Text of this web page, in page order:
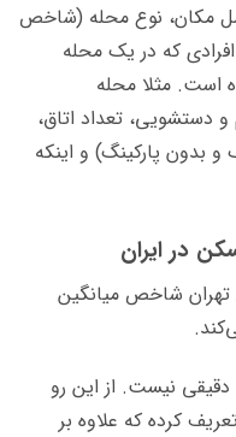
مکان، نوع محله (شاخص
که در یک محله
کرده است. مثلا محله
و دستشویی، تعداد اتاق،
و بدون پارکینگ) و اینکه
در ایران
تهران شاخص میانگین
نیست. از این رو
کرده که علاوه بر